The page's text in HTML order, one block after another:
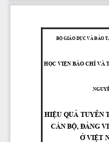
BỘ GIÁO DỤC VÀ ĐÀO
HỌC VIỆN BÁO CHÍ VÀ
HIỆU QUẢ TUYÊN
CÁN BỘ, ĐẢNG
Ở VIỆT